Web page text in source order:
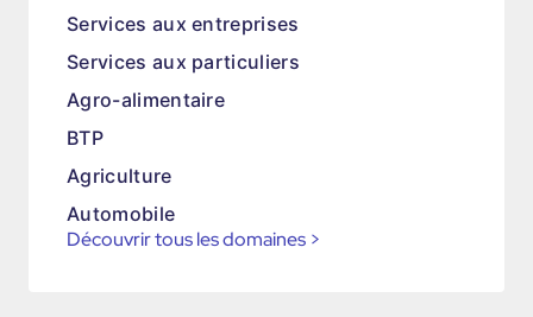
Services aux entreprises
Services aux particuliers
Agro-alimentaire
BTP
Agriculture
Automobile
Découvrir tous les domaines >